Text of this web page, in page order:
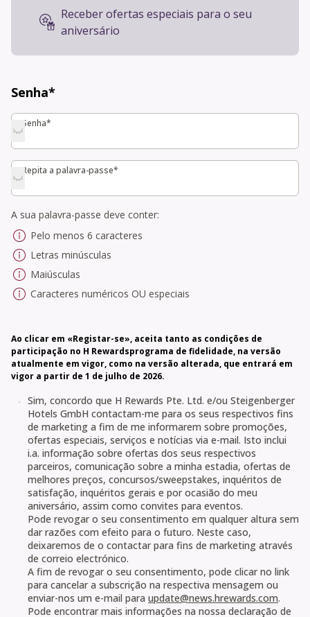
Receber ofertas especiais para o seu
aniversário
Senha*
Senha*
Senha*
Repita a palavra-passe*
Repita a palavra-passe*
A sua palavra-passe deve conter:
Pelo menos 6 caracteres
Letras minúsculas
Maiúsculas
Caracteres numéricos OU especiais
Ao clicar em «Registar-se», aceita tanto as condições de
participação no H Rewardsprograma de fidelidade, na versão
atualmente em vigor, como na versão alterada, que entrará em
vigor a partir de 1 de julho de 2026.
Sim, concordo que H Rewards Pte. Ltd. e/ou Steigenberger
Hotels GmbH contactam-me para os seus respectivos fins
de marketing a fim de me informarem sobre promoções,
ofertas especiais, serviços e notícias via e-mail. Isto inclui
i.a. informação sobre ofertas dos seus respectivos
parceiros, comunicação sobre a minha estadia, ofertas de
melhores preços, concursos/sweepstakes, inquéritos de
satisfação, inquéritos gerais e por ocasião do meu
aniversário, assim como convites para eventos.
Pode revogar o seu consentimento em qualquer altura sem
dar razões com efeito para o futuro. Neste caso,
deixaremos de o contactar para fins de marketing através
de correio electrónico.
A fim de revogar o seu consentimento, pode clicar no link
para cancelar a subscrição na respectiva mensagem ou
enviar-nos um e-mail para update@news.hrewards.com.
Pode encontrar mais informações na nossa declaração de